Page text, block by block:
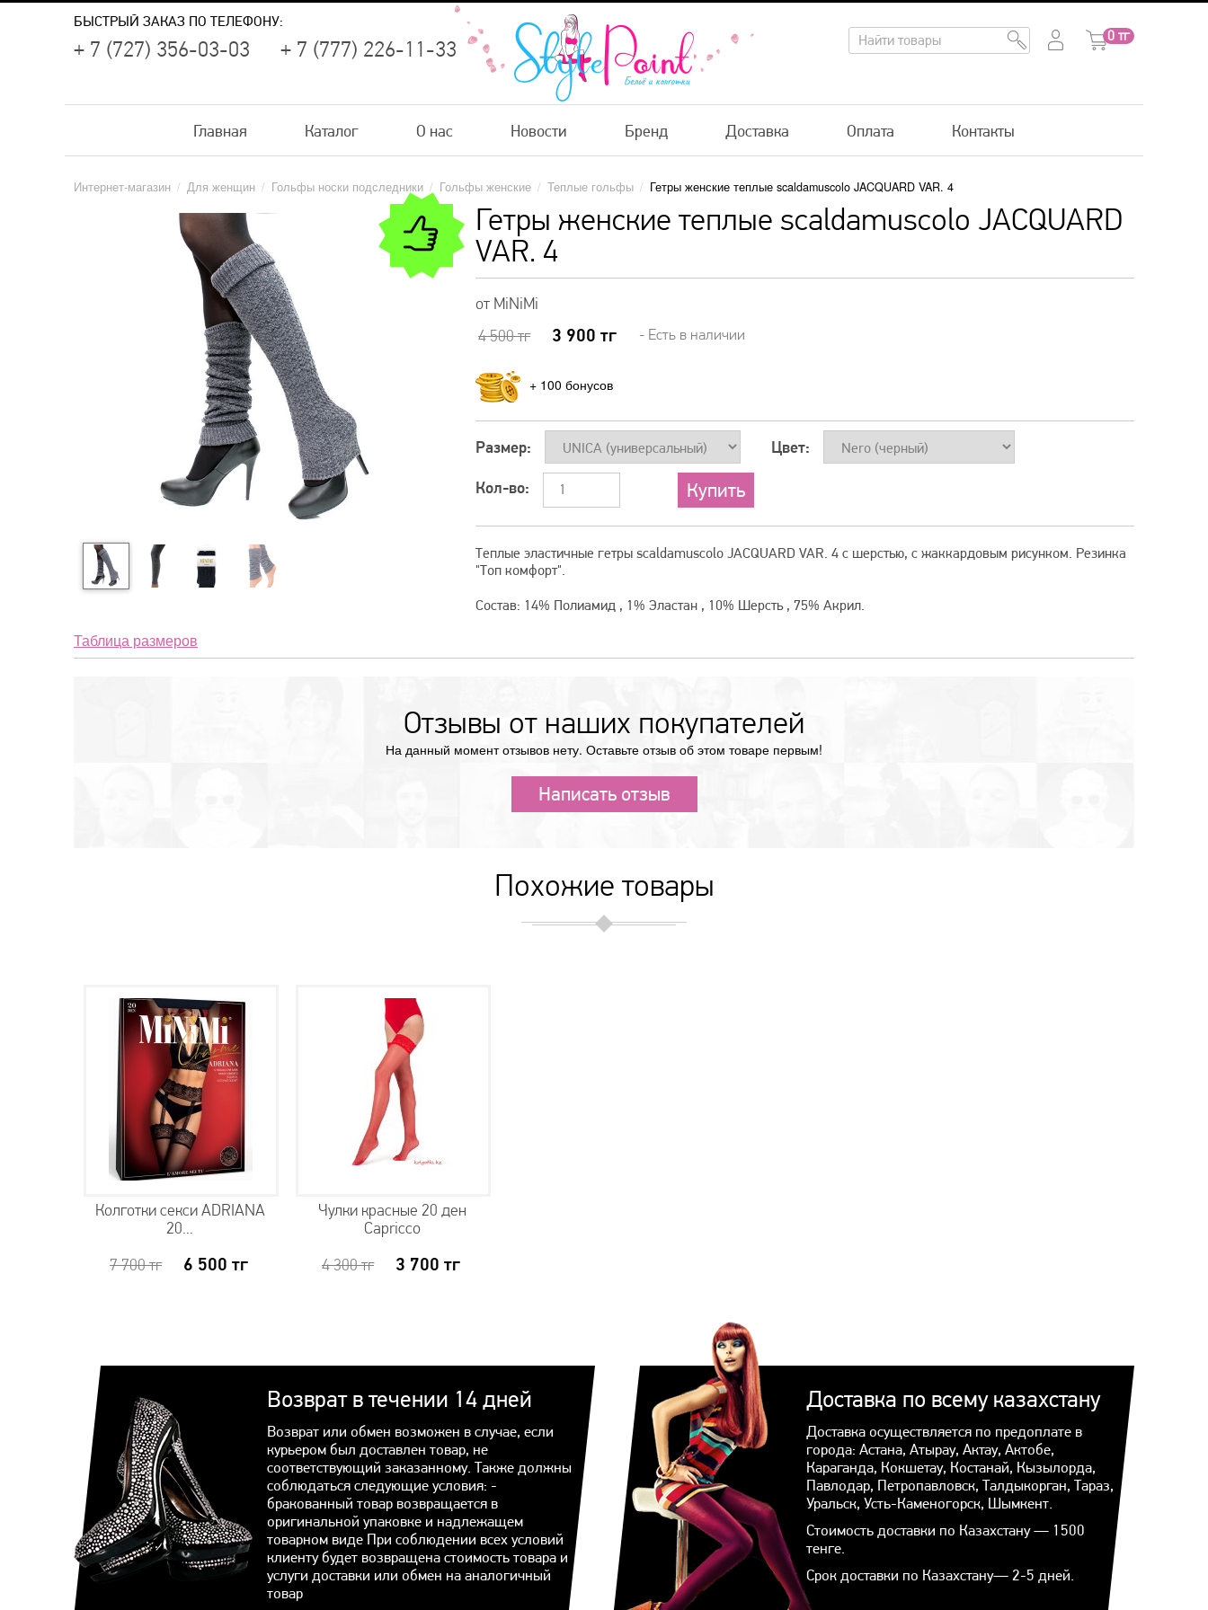
БЫСТРЫЙ ЗАКАЗ ПО ТЕЛЕФОНУ:
+ 7 (727) 356-03-03 + 7 (777) 226-11-33
0 тг
Главная Каталог О нас Новости Бренд Доставка Оплата Контакты
Интернет-магазин / Для женщин / Гольфы носки подследники / Гольфы женские / Теплые гольфы / Гетры женские теплые scaldamuscolo JACQUARD VAR. 4
Гетры женские теплые scaldamuscolo JACQUARD
VAR. 4
от MiNiMi
4 500тг 3 900 тг - Есть в наличии
+ 100
Размер: Цвет:
Кол-во:
Теплые эластичные гетры scaldamuscolo JACQUARD VAR. 4 с шерстью, с жаккардовым рисунком. Резинка
"Топ комфорт".
Состав: 14% Полиамид , 1% Эластан , 10% Шерсть , 75% Акрил.
Таблица размеров
Отзывы от наших покупателей
На данный момент отзывов нету. Оставьте отзыв об этом товаре первым!
Написать отзыв
Похожие товары
Колготки секси ADRIANA
20...
7 700тг 6 500 тг
Чулки красные 20 ден
Capricco
4 300тг 3 700 тг
Возврат в течении 14 дней
Возврат или обмен возможен в случае, если
курьером был доставлен товар, не
соответствующий заказанному. Также должны
соблюдаться следующие условия: -
бракованный товар возвращается в
оригинальной упаковке и надлежащем
товарном виде При соблюдении всех условий
клиенту будет возвращена стоимость товара и
услуги доставки или обмен на аналогичный
товар
Доставка по всему казахстану
Доставка осуществляется по предоплате в
города: Астана, Атырау, Актау, Актобе,
Караганда, Кокшетау, Костанай, Кызылорда,
Павлодар, Петропавловск, Талдыкорган, Тараз,
Уральск, Усть-Каменогорск, Шымкент.
Стоимость доставки по Казахстану — 1500
тенге.
Срок доставки по Казахстану— 2-5 дней.